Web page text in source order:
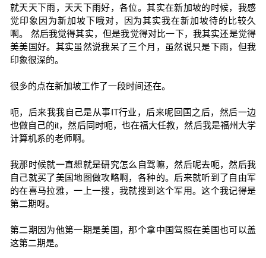
就天天下雨，天天下雨好，各位。其实在新加坡的时候，我感
觉印象因为新加坡下哦对，因为其实我在新加坡待的比较久
啊。 然后我觉得其实，但是我觉得对比一下，我其实还是觉得
美美国好。其实虽然说我呆了三个月，虽然说只是下雨，但我
印象很深的。
很多的点在新加坡工作了一段时间还在。
呃，后来我我自己是从事IT行业，后来呢回国之后，然后一边
也做自己的it，然后同时呃，也在福大任教，然后我是福州大学
计算机系的老师啊。
我那时候就一直想就是研究怎么自驾嘛，然后呢去呃，然后我
自己就买了美国地图做攻略啊，各种的。后来就听到了自由军
的在喜马拉雅，一上一搜，我就搜到这个军用。这个我记得是
第二期呀。
第二期因为他第一期是美国，那个拿中国驾照在美国也可以盖
这第二期是。